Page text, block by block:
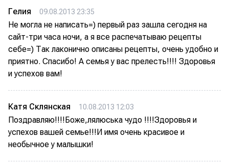
Гелия 09.08.2013 23:35
Не могла не написать=) первый раз зашла сегодня на
сайт-три часа ночи, а я все распечатываю рецепты
себе=) Так лаконично описаны рецепты, очень удобно и
приятно. Спасибо! А семья у вас прелесть!!!! Здоровья
и успехов вам!
Катя Склянская 10.08.2013 12:03
Поздравляю!!!!Боже,лялюська чудо !!!!Здоровья и
успехов вашей семье!!!И имя очень красивое и
необычное у малышки!